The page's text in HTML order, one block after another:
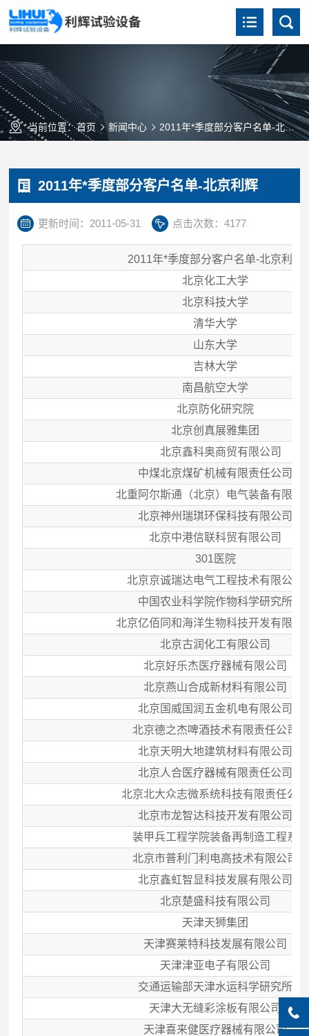
当前位置：首页 新闻中心 2011年*季度部分客户名单-北京利辉
2011年*季度部分客户名单-北京利辉
更新时间：2011-05-31 点击次数：4177
2011年*季度部分客户名单-北京利辉
北京化工大学
北京科技大学
清华大学
山东大学
吉林大学
南昌航空大学
北京防化研究院
北京创真展雅集团
北京鑫科奥商贸有限公司
中煤北京煤矿机械有限责任公司
北重阿尔斯通（北京）电气装备有限公
北京神州瑞琪环保科技有限公司
北京中港信联科贸有限公司
301 医院
北京京诚瑞达电气工程技术有限公司
中国农业科学院作物科学研究所
北京亿佰同和海洋生物科技开发有限公
北京古润化工有限公司
北京好乐杰医疗器械有限公司
北京燕山合成新材料有限公司
北京国威国润五金机电有限公司
北京德之杰啤酒技术有限责任公司
北京天明大地建筑材料有限公司
北京人合医疗器械有限责任公司
北京北大众志微系统科技有限责任公司
北京市龙智达科技开发有限公司
装甲兵工程学院装备再制造工程系
北京市普利门利电高技术有限公司
北京鑫虹智显科技发展有限公司
北京楚盛科技有限公司
天津天狮集团
天津赛莱特科技发展有限公司
天津津亚电子有限公司
交通运输部天津水运科学研究所
天津大无缝彩涂板有限公司
天津喜来健医疗器械有限公司